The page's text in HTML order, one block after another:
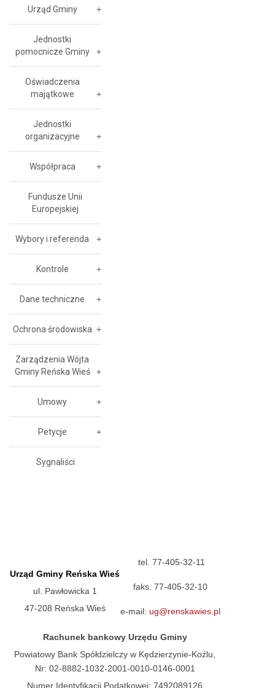
Urząd Gminy
Jednostki
pomocnicze Gminy
Oświadczenia
majątkowe
Jednostki
organizacyjne
Współpraca
Fundusze Unii
Europejskiej
Wybory i referenda
Kontrole
Dane techniczne
Ochrona środowiska
Zarządzenia Wójta
Gminy Reńska Wieś
Umowy
Petycje
Sygnaliści
Urząd Gminy Reńska Wieś
ul. Pawłowicka 1
47-208 Reńska Wieś
tel. 77-405-32-11
faks. 77-405-32-10
e-mail: ug@renskawies.pl
Rachunek bankowy Urzędu Gminy
Powiatowy Bank Spółdzielczy w Kędzierzynie-Koźlu,
Nr: 02-8882-1032-2001-0010-0146-0001
Numer Identyfikacji Podatkowej: 7492089126